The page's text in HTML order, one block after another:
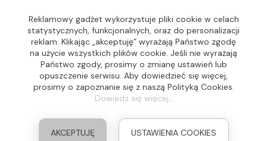
Regulamin
Lokalne Gadżety Reklamowe
Jak zamawiać?
Słownik pojęć
FAQ
Realizacja: Idea4Me.pl, Wszelkie prawa zastrzeżone
Reklamowy gadżet wykorzystuje pliki cookie w celach
statystycznych, funkcjonalnych, oraz do personalizacji
reklam. Klikając „akceptuję” wyrażają Państwo zgodę
na użycie wszystkich plików cookie. Jeśli nie wyrażają
Państwo zgody, prosimy o zmianę ustawień lub
opuszczenie serwisu. Aby dowiedzieć się więcej,
prosimy o zapoznanie się z naszą Polityką Cookies.
Dowiedz się więcej..
AKCEPTUJĘ USTAWIENIA COOKIES